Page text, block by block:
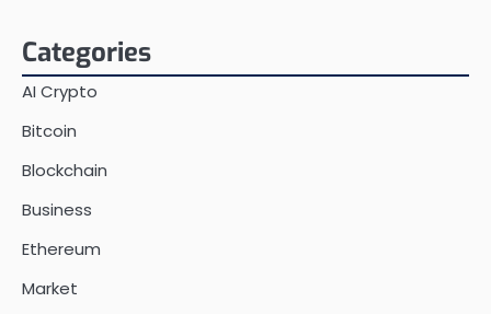
Categories
AI Crypto
Bitcoin
Blockchain
Business
Ethereum
Market